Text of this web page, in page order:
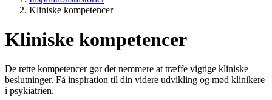
Kliniske kompetencer
Kliniske kompetencer
De rette kompetencer gør det nemmere at træffe vigtige kliniske
beslutninger. Få inspiration til din videre udvikling og mød klinikere
i psykiatrien.